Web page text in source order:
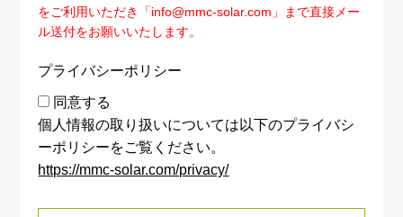
をご利用いただき「info@mmc-solar.com」まで直接メー
ル送付をお願いいたします。
プライバシーポリシー
同意する
個人情報の取り扱いについては以下のプライバシ
ーポリシーをご覧ください。
https://mmc-solar.com/privacy/